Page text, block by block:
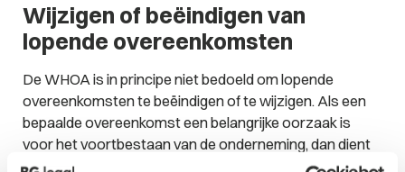
Wijzigen of beëindigen van
lopende overeenkomsten
De WHOA is in principe niet bedoeld om lopende
overeenkomsten te beëindigen of te wijzigen. Als een
bepaalde overeenkomst een belangrijke oorzaak is
voor het voortbestaan van de onderneming, dan dient
de schuldenaar hierover in gesprek te gaan met de